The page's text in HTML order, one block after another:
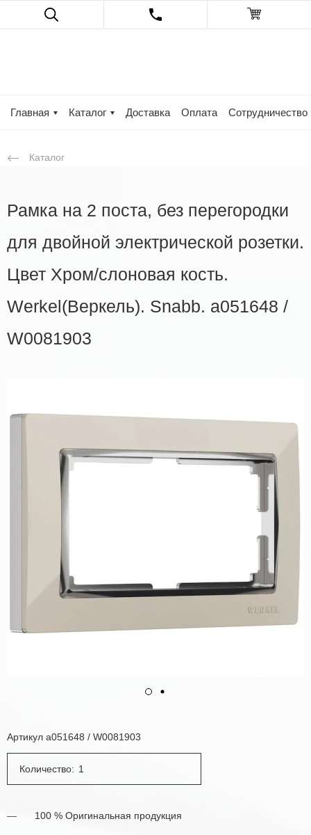
Главная Каталог Доставка Оплата Сотрудничество
Каталог
Рамка на 2 поста, без перегородки
для двойной электрической розетки.
Цвет Хром/слоновая кость.
Werkel(Веркель). Snabb. a051648 /
W0081903
Артикул a051648 / W0081903
Количество:
100 % Оригинальная продукция